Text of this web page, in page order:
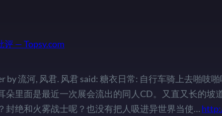
评 — Topsy.com
by 流河, 风君. 风君 said: 糖衣日常: 自行车骑上去啪吱
朵里面是最近一次展会流出的同人CD。又直又长的坡
封绝和火雾战士呢？也没有把人吸进异世界当使…